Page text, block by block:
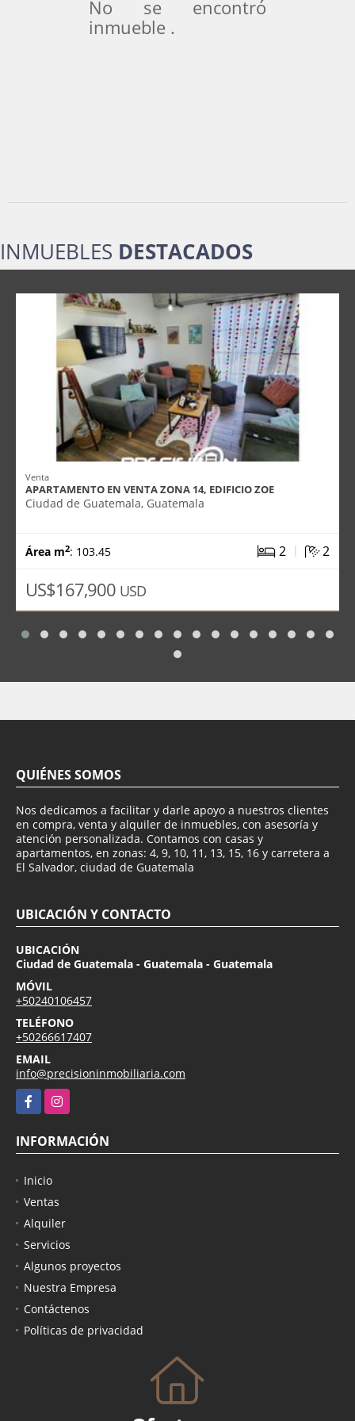
No se encontró
inmueble .
INMUEBLES DESTACADOS
Venta
APARTAMENTO EN VENTA ZONA 14, EDIFICIO ZOE
Ciudad de Guatemala, Guatemala
Área m2: 103.45 2 | 2
US$167,900 USD
QUIÉNES SOMOS
Nos dedicamos a facilitar y darle apoyo a nuestros clientes
en compra, venta y alquiler de inmuebles, con asesoría y
atención personalizada. Contamos con casas y
apartamentos, en zonas: 4, 9, 10, 11, 13, 15, 16 y carretera a
El Salvador, ciudad de Guatemala
UBICACIÓN Y CONTACTO
UBICACIÓN
Ciudad de Guatemala - Guatemala - Guatemala
MÓVIL
+50240106457
TELÉFONO
+50266617407
EMAIL
info@precisioninmobiliaria.com
FacebookInstagram
INFORMACIÓN
Inicio
Ventas
Alquiler
Servicios
Algunos proyectos
Nuestra Empresa
Contáctenos
Políticas de privacidad